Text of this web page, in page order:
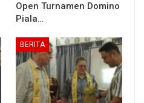
Open Turnamen Domino
Piala…
BERITA